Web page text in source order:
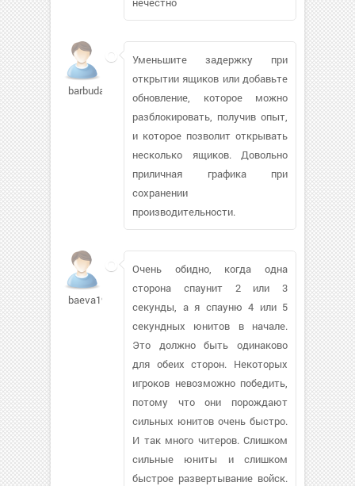
barbuda
Уменьшите задержку при
открытии ящиков или добавьте
обновление, которое можно
разблокировать, получив опыт,
и которое позволит открывать
несколько ящиков. Довольно
приличная графика при
сохранении
производительности.
baeva1959108
Очень обидно, когда одна
сторона спаунит 2 или 3
секунды, а я спауню 4 или 5
секундных юнитов в начале.
Это должно быть одинаково
для обеих сторон. Некоторых
игроков невозможно победить,
потому что они порождают
сильных юнитов очень быстро.
И так много читеров. Слишком
сильные юниты и слишком
быстрое развертывание войск.